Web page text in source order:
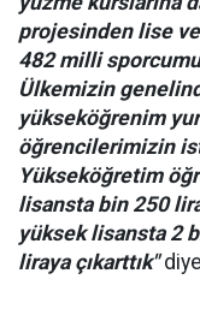
projesinden lise
482 milli
Ülkemizin
yükseköğrenim
öğrencilerimizin
Yükseköğretim
lisansta bin 250
yüksek lisansta 2
liraya çıkarttık"